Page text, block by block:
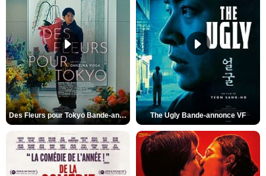
Des Fleurs pour Tokyo Bande-annonce VO STFR The Ugly Bande-annonce VF